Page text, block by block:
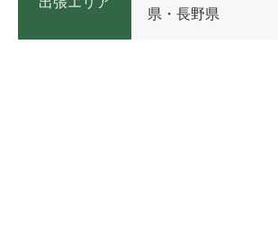
県・長野県